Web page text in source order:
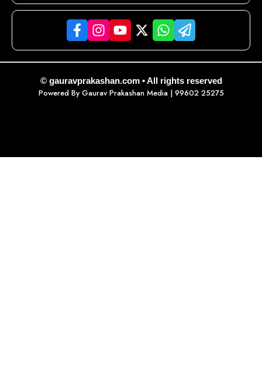
© gauravprakashan.com • All rights reserved
Powered By Gaurav Prakashan Media| 99602 25275